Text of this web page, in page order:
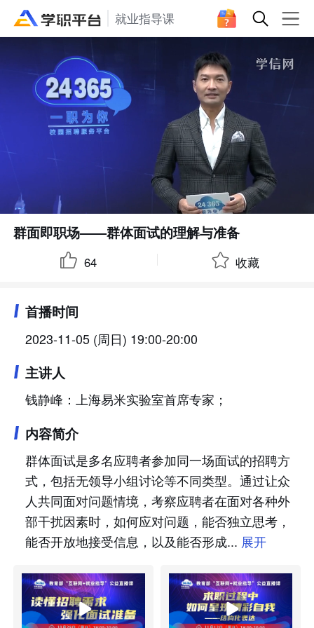
就业指导课
群面即职场——群体面试的理解与准备
64 收藏
首播时间
2023-11-05 (周日) 19:00-20:00
主讲人
钱静峰：上海易米实验室首席专家；
内容简介
群体面试是多名应聘者参加同一场面试的招聘方
式，包括无领导小组讨论等不同类型。通过让众
人共同面对问题情境，考察应聘者在面对各种外
部干扰因素时，如何应对问题，能否独立思考，
能否开放地接受信息，以及能否形成... 展开